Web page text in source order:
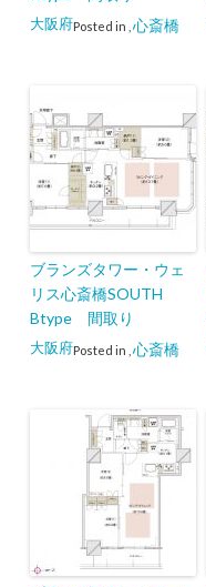
Posted in
大阪府 心斎橋
ブランズタワー・ウェ
リス心斎橋SOUTH
Btype 間取り
Posted in
大阪府 心斎橋